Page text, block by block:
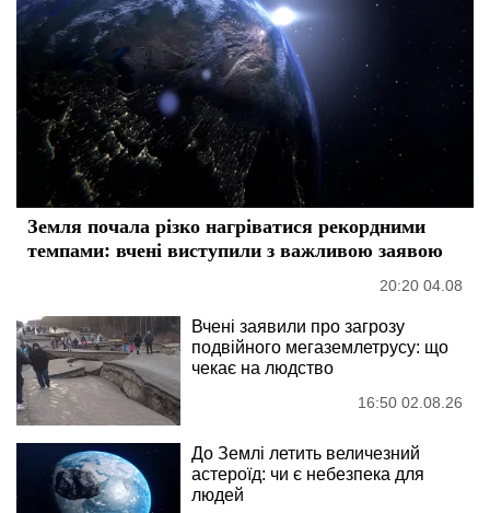
Земля почала різко нагріватися рекордними
темпами: вчені виступили з важливою заявою
20:20 04.08
Вчені заявили про загрозу
подвійного мегаземлетрусу: що
чекає на людство
16:50 02.08.26
До Землі летить величезний
астероїд: чи є небезпека для
людей